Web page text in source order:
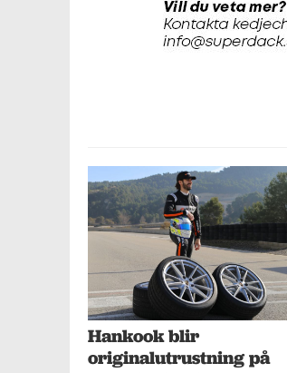
Hankook blir
originalutrustning på